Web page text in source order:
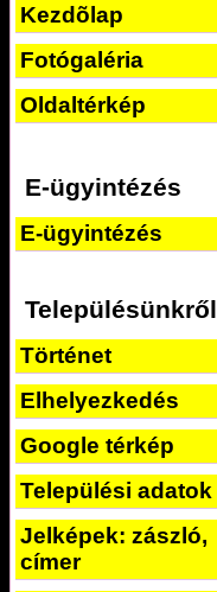
Kezdõlap
Fotógaléria
Oldaltérkép
E-ügyintézés
E-ügyintézés
Településünkről
Történet
Elhelyezkedés
Google térkép
Települési adatok
Jelképek: zászló,
címer